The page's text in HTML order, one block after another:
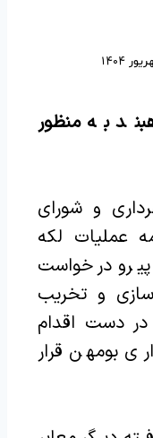
به منظور
و شورای
عملیات لکه
درخواست
و تخریب
دست اقدام
بومهن قرار